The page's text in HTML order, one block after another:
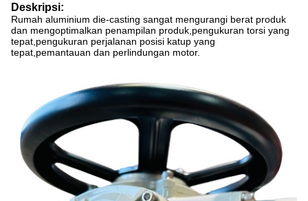
Deskripsi:
Rumah aluminium die-casting sangat mengurangi berat produk
dan mengoptimalkan penampilan produk,pengukuran torsi yang
tepat,pengukuran perjalanan posisi katup yang
tepat,pemantauan dan perlindungan motor.